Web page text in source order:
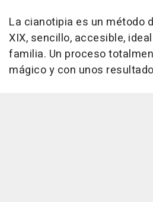
La cianotipia es un método
XIX, sencillo, accesible,
familia. Un proceso
mágico y con unos